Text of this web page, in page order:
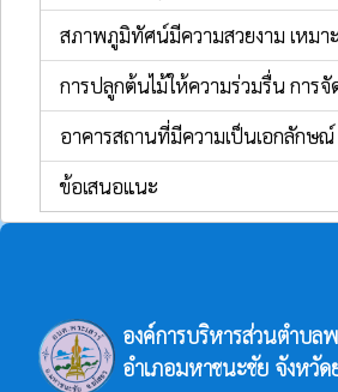
สภาพภูมิทัศน์มีความสวยงาม เหมา
การปลูกต้นไม้ให้ความร่วมรื่น การ
อาคารสถานที่มีความเป็นเอกลักษ
ข้อเสนอแนะ
องค์การบริหารส่วนตำบลพ
อำเภอมหาชนะชัย จังหวัด